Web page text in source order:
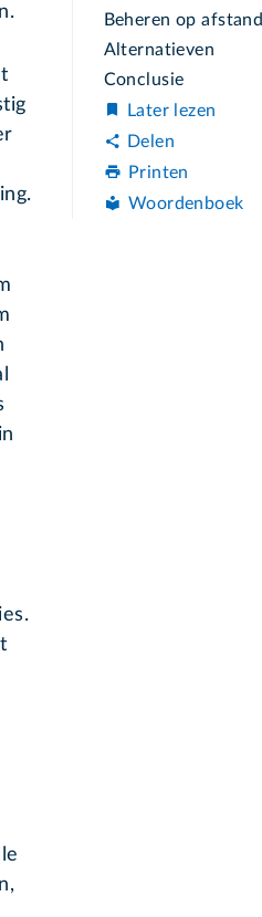
Beheren op afstand
Alternatieven
Conclusie
Later lezen
Delen
Printen
Woordenboek